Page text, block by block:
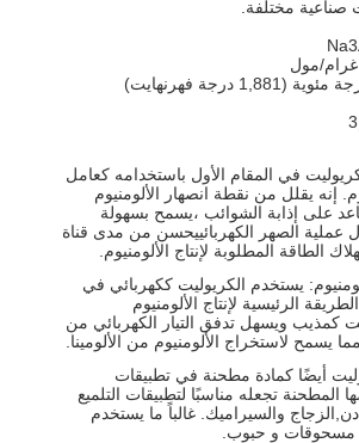
مختلفة.
في المقام الأول باستخدامه كعامل
إنه يقلل من نقطة انصهار الألومنيوم
على إذابة الشوائب ،يسمح بسهولة
عملية الصهر الكهربائييحسن من مدى قناة
الطاقة المطلوبة لإنتاج الألومنيوم.
يستخدم الكريوليت ككهربائي في
الرئيسية لإنتاج الألومنيوم
كمذيب ويسهل تدفق التيار الكهربائي من
يسمح لاستخراج الألومنيوم من الألومينا.
أيضًا كمادة مطحنة في تطبيقات
تجعله مناسبًا لتطبيقات التلميع
والسيراميك. غالباً ما يستخدم
و حبوب.